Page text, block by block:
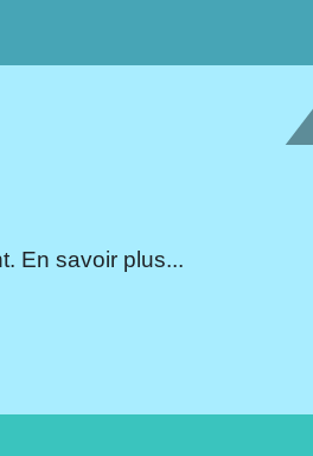
En savoir plus...